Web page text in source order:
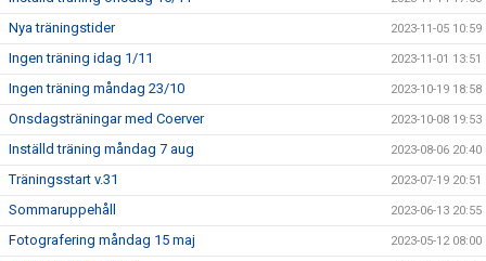
Nya träningstider 2023-11-05 10:59
Ingen träning idag 1/11 2023-11-01 13:51
Ingen träning måndag 23/10 2023-10-19 18:58
Onsdagsträningar med Coerver 2023-10-08 19:53
Inställd träning måndag 7 aug 2023-08-06 20:40
Träningsstart v.31 2023-07-19 20:51
Sommaruppehåll 2023-06-13 20:55
Fotografering måndag 15 maj 2023-05-12 08:00